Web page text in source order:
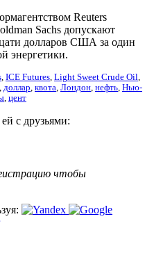
Reuters
Sachs допускают
долларов США за один
энергетики.
, ICE Futures, Light Sweet Crude Oil,
, доллар, квота, Лондон, нефть, Нью-
, цент
с друзьями:
чтобы